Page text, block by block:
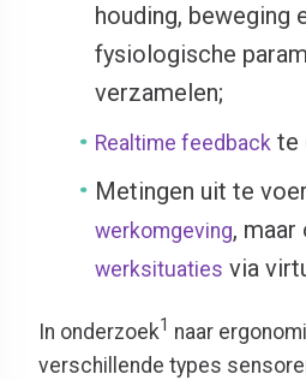
houding, beweging
fysiologische
verzamelen;
Realtime feedback te
Metingen uit te
werkomgeving,
werksituaties via
In onderzoek1 naar
verschillende types